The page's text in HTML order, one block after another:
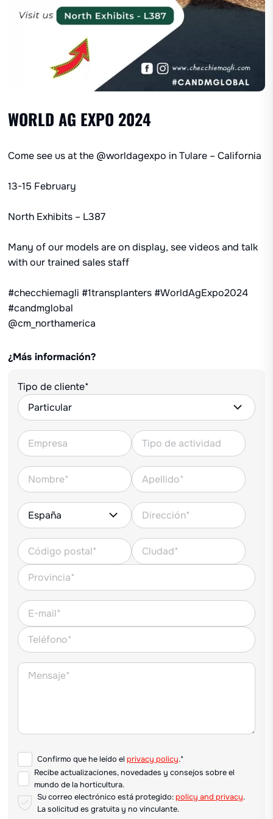
WORLD AG EXPO 2024
Come see us at the @worldagexpo in Tulare – California
13-15 February
North Exhibits – L387
Many of our models are on display, see videos and talk
with our trained sales staff
#checchiemagli #1transplanters #WorldAgExpo2024
#candmglobal
@cm_northamerica
¿Más información?
Tipo de cliente*
Confirmo que he leído elprivacy policy.*
Recibe actualizaciones, novedades y consejos sobre el
mundo de la horticultura.
Su correo electrónico está protegido:policy and privacy.
La solicitud es gratuita y no vinculante.